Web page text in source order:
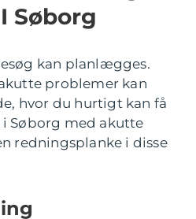
Søborg
kan planlægges.
problemer kan
hvor du hurtigt kan få
Søborg med akutte
redningsplanke i disse